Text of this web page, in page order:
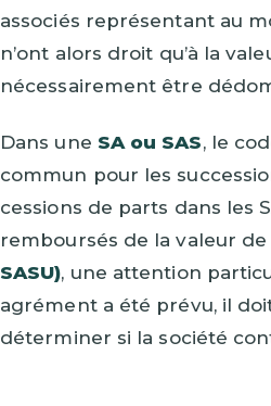
associés représentant au
n’ont alors droit qu’à la
nécessairement être
Dans une SA ou SAS, le
commun pour les
cessions de parts dans les
remboursés de la valeur
SASU), une attention
agrément a été prévu, il
déterminer si la société